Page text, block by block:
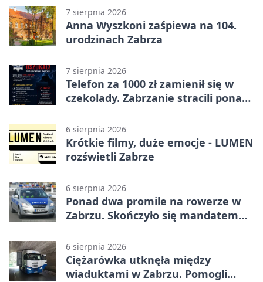
7 sierpnia 2026
Anna Wyszkoni zaśpiewa na 104.
urodzinach Zabrza
7 sierpnia 2026
Telefon za 1000 zł zamienił się w
czekolady. Zabrzanie stracili ponad
6 sierpnia 2026
Krótkie filmy, duże emocje - LUMEN
rozświetli Zabrze
6 sierpnia 2026
Ponad dwa promile na rowerze w
Zabrzu. Skończyło się mandatem
6 sierpnia 2026
Ciężarówka utknęła między
wiaduktami w Zabrzu. Pomogli